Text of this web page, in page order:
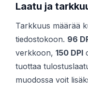
Laatu ja
Tarkkuus määrää
tiedostokoon. 96
verkkoon, 150 DPI
tuottaa
muodossa voit